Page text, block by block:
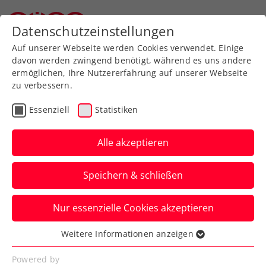
Zurück zur Newsübersicht
Allgemeine Klasse
win2day Bundesliga: Linz
und Gastgeber
Mauthausen als große
Gejagte
Der finale Showdown der
Mannschaftsmeisterschaft in Mauthausen
bietet Spitzentennis bei freiem Eintritt.
Datenschutzeinstellungen
Auf unserer Webseite werden Cookies verwendet. Einige
davon werden zwingend benötigt, während es uns andere
ermöglichen, Ihre Nutzererfahrung auf unserer Webseite
zu verbessern.
Essenziell Statistiken
Alle akzeptieren
Speichern & schließen
Nur essenzielle Cookies akzeptieren
Essenziell
Essenzielle Cookies werden für grundlegende
Weitere Informationen anzeigen
Powered by